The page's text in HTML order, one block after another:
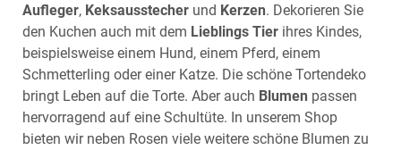
Aufleger, Keksausstecher und Kerzen. Dekorieren Sie
den Kuchen auch mit dem Lieblings Tier ihres Kindes,
beispielsweise einem Hund, einem Pferd, einem
Schmetterling oder einer Katze. Die schöne Tortendeko
bringt Leben auf die Torte. Aber auch Blumen passen
hervorragend auf eine Schultüte. In unserem Shop
bieten wir neben Rosen viele weitere schöne Blumen zu